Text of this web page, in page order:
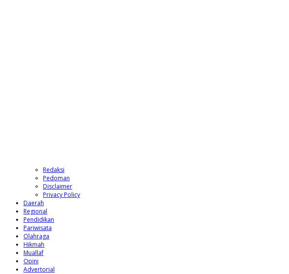
Redaksi
Pedoman
Disclaimer
Privacy Policy
Daerah
Regional
Pendidikan
Pariwisata
Olahraga
Hikmah
Muallaf
Opini
Advertorial